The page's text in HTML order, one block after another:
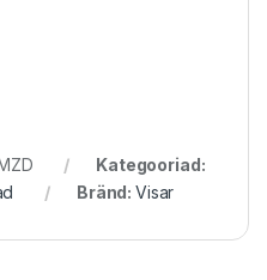
Kategooriad:
Bränd: Visar